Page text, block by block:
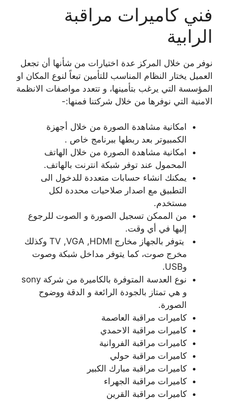
فني كاميرات مراقبة
الرابية
نوفر من خلال المركز عدة اختيارات من شأنها أن تجعل
العميل يختار النظام المناسب للتأمين تبعاً لنوع المكان او
المؤسسة التي يرغب بتأمينها، و تتعدد مواصفات الانظمة
الامنية التي نوفرها من خلال شركتنا فمنها:-
امكانية مشاهدة الصورة من خلال أجهزة
الكمبيوتر بعد ربطها ببرنامج خاص .
امكانية مشاهدة الصورة من خلال الهاتف
المحمول عند توفر شبكة انترنت بالهاتف.
يمكنك انشاء حسابات متعددة للدخول الى
التطبيق مع اصدار صلاحيات محددة لكل
مستخدم.
من الممكن تسجيل الصورة و الصوت للرجوع
إليها في أي وقت.
يتوفر بالجهاز مخارج TV ,VGA ,HDMI وكذلك
مخرج صوت، كما يتوفر مداخل شبكة وصوت
وUSB.
نوع العدسة المتوفرة بالكاميرة من شركة sony
و هي تمتاز بالجودة الرائعة و الدقة ووضوح
الصورة.
كاميرات مراقبة العاصمة
كاميرات مراقبة الاحمدي
كاميرات مراقبة الفروانية
كاميرات مراقبة حولي
كاميرات مراقبة مبارك الكبير
كاميرات مراقبة الجهراء
كاميرات مراقبة القرين